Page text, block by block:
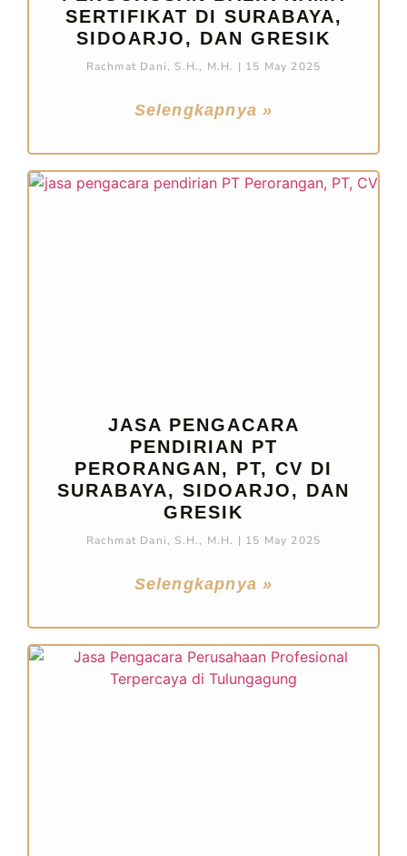
SERTIFIKAT DI SURABAYA,
SIDOARJO, DAN GRESIK
Rachmat Dani, S.H., M.H. 15 May 2025
Selengkapnya »
JASA PENGACARA
PENDIRIAN PT
PERORANGAN, PT, CV DI
SURABAYA, SIDOARJO, DAN
GRESIK
Rachmat Dani, S.H., M.H. 15 May 2025
Selengkapnya »